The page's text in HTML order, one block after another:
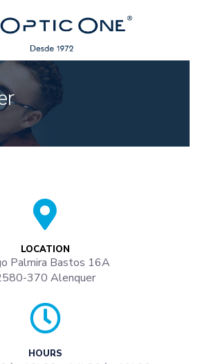
LOCATION
Palmira Bastos 16A
370 Alenquer
HOURS